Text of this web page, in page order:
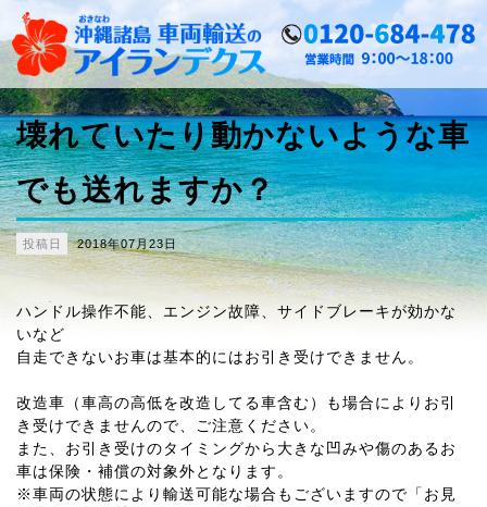
壊れていたり動かないような車
でも送れますか？
投稿日 2018年07月23日
ハンドル操作不能、エンジン故障、サイドブレーキが効かな
いなど
自走できないお車は基本的にはお引き受けできません。
改造車（車高の高低を改造してる車含む）も場合により お引
き受けできませんので、ご注意ください。
また、お引き受けのタイミングから大きな凹みや傷のあるお
車は保険・補償の対象外となります。
※車両の状態により輸送可能な場合 も ございますので「お見